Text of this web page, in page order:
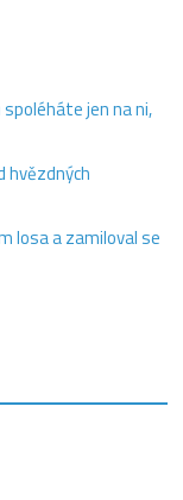
jen na ni,
hvězdných
losa a zamiloval se